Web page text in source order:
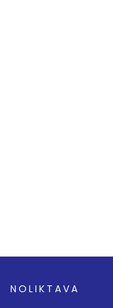
NOLIKTAVA